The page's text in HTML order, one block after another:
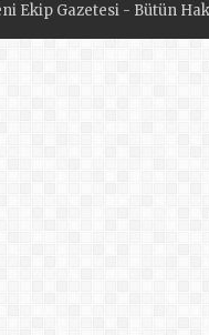
Ekip Gazetesi - Bütün